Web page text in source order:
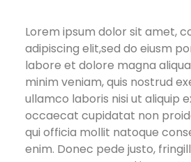
Lorem ipsum dolor sit amet,
adipiscing elit,sed do eiusm
labore et dolore magna
minim veniam, quis nostrud
ullamco laboris nisi ut aliquip
occaecat cupidatat non
qui officia mollit natoque
enim. Donec pede justo,